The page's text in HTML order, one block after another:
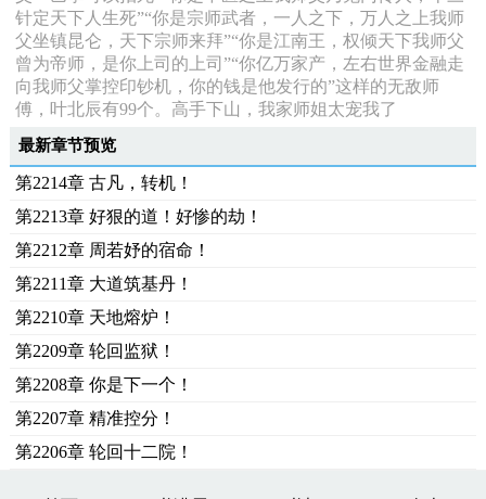
针定天下人生死”“你是宗师武者，一人之下，万人之上我师
父坐镇昆仑，天下宗师来拜”“你是江南王，权倾天下我师父
曾为帝师，是你上司的上司”“你亿万家产，左右世界金融走
向我师父掌控印钞机，你的钱是他发行的”这样的无敌师
傅，叶北辰有99个。高手下山，我家师姐太宠我了
最新章节预览
第2214章 古凡，转机！
第2213章 好狠的道！好惨的劫！
第2212章 周若妤的宿命！
第2211章 大道筑基丹！
第2210章 天地熔炉！
第2209章 轮回监狱！
第2208章 你是下一个！
第2207章 精准控分！
第2206章 轮回十二院！